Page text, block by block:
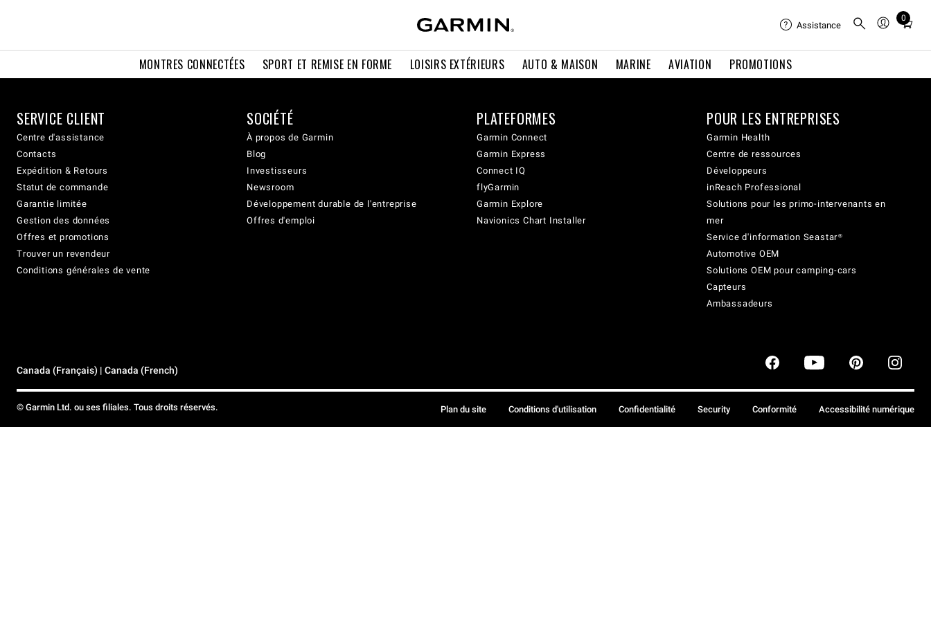
MONTRES CONNECTÉES SPORT ET REMISE EN FORME LOISIRS EXTÉRIEURS AUTO & MAISON MARINE AVIATION PROMOTIONS
Assistance
0
Total
cart:
SERVICE CLIENT
Centre d'assistance
Contacts
Expédition & Retours
Statut de commande
Garantie limitée
Gestion des données
Offres et promotions
Trouver un revendeur
Conditions générales de vente
SOCIÉTÉ
À propos de Garmin
Blog
Investisseurs
Newsroom
Développement durable de l'entreprise
Offres d'emploi
PLATEFORMES
Garmin Connect
Garmin Express
Connect IQ
flyGarmin
Garmin Explore
Navionics Chart Installer
POUR LES ENTREPRISES
Garmin Health
Centre de ressources
Développeurs
inReach Professional
Solutions pour les primo-intervenants en
mer
Service d'information Seastar®
Automotive OEM
Solutions OEM pour camping-cars
Capteurs
Ambassadeurs
Canada (Français) | Canada (French)
© Garmin Ltd. ou ses filiales. Tous droits réservés. Plan du site Conditions d'utilisation Confidentialité Security Conformité Accessibilité numérique